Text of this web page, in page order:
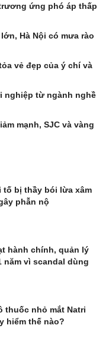
ứng phó áp thấp
Hà Nội có mưa rào
vẻ đẹp của ý chí và
từ ngành nghề
mạnh, SJC và vàng
tố bị thầy bói lừa xâm
phẫn nộ
hành chính, quản lý
vì scandal dùng
thuốc nhỏ mắt Natri
hiểm thế nào?